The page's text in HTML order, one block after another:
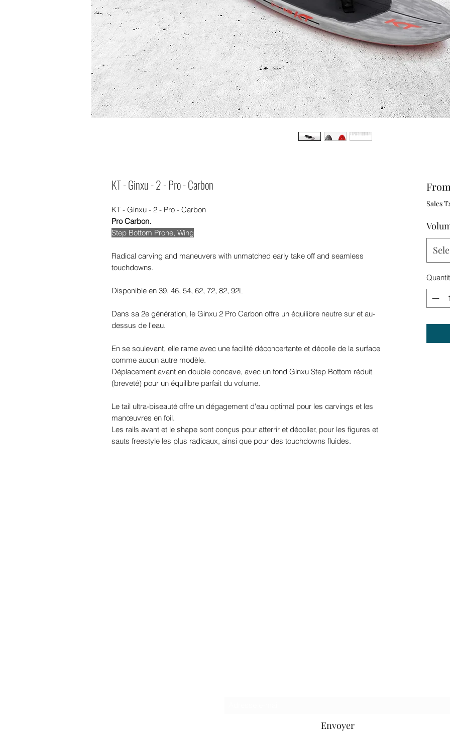
KT - Ginxu - 2 - Pro - Carbon
KT - Ginxu - 2 - Pro - Carbon
Pro Carbon.
Step Bottom Prone, Wing
Radical carving and maneuvers with unmatched early take off and seamless
touchdowns.
Disponible en 39, 46, 54, 62, 72, 82, 92L
Dans sa 2e génération, le Ginxu 2 Pro Carbon offre un équilibre neutre sur et au-
dessus de l'eau.
En se soulevant, elle rame avec une facilité déconcertante et décolle de la surface
comme aucun autre modèle.
Déplacement avant en double concave, avec un fond Ginxu Step Bottom réduit
(breveté) pour un équilibre parfait du volume.
Le tail ultra-biseauté offre un dégagement d'eau optimal pour les carvings et les
manœuvres en foil.
Les rails avant et le shape sont conçus pour atterrir et décoller, pour les figures et
sauts freestyle les plus radicaux, ainsi que pour des touchdowns fluides.
From
Sales
Envoyer